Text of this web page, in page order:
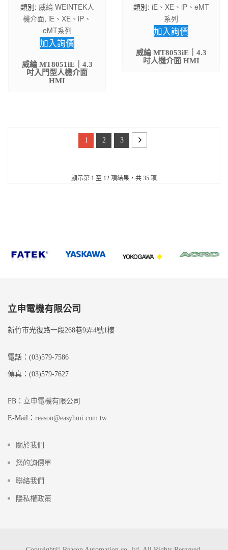
類別: 威綸 WEINTEK人
機介面, iE、XE、iP、
eMT系列
加入詢價
威綸 MT8051iE｜4.3
吋入門型人機介面
HMI
類別: iE、XE、iP、eMT
系列
加入詢價
威綸 MT8053iE｜4.3
吋人機介面 HMI
1 2 3
顯示第 1 至 12 項結果，共 35 項
立申電機有限公司
新竹市光復路一段268巷9弄4號1樓
電話：(03)579-7586
傳真：(03)579-7627
FB： 立申電機有限公司
E-Mail： reason@easyhmi.com.tw
關於我們
您的詢價單
聯絡我們
隱私權政策